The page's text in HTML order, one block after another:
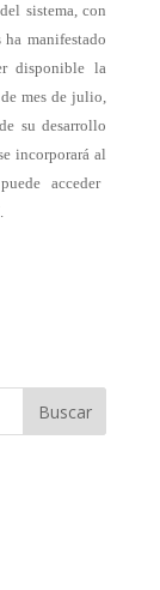
sistema, con
manifestado
disponible la
mes de julio,
su desarrollo
incorporará al
acceder